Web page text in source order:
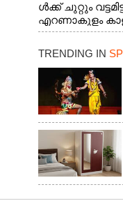
ൾക്ക് ചുറ്റും
എറണാകുളം
ള്ള കാഴ്ച
TRENDING IN